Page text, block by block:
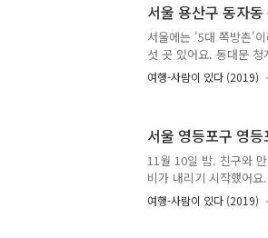
덩어리 한 동네나 마찬
동 등으로 나뉘어져 있
않아요. 그러나 서계동
어요. 조선시대에..
서울 용산구 동자동
서울에는 '5대 쪽방촌'
섯 곳 있어요. 동대문
역 및 익선동 근처에 있
대문 경찰서의 뒷편에
과거 구로 공단 주변 -
산동 같은 곳요. 그런데
요. 이렇게 구로 공단
는..
여행-사람이 있다 (2019)
서울 영등포구 영
11월 10일 밤. 친구와
비가 내리기 시작했어
부 자취방으로 돌아왔
거리 땅바닥은 축축하
여행-사람이 있다 (2019)